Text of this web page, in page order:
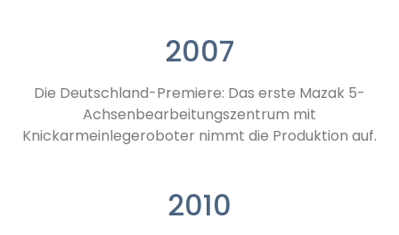
2007
Die Deutschland-Premiere: Das erste Mazak 5-
Achsenbearbeitungszentrum mit
Knickarmeinlegeroboter nimmt die Produktion auf.
2010